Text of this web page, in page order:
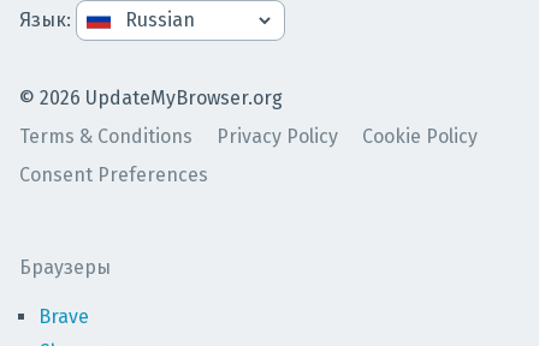
© 2026 UpdateMyBrowser.org
Terms & Conditions
Privacy Policy
Cookie Policy
Consent Preferences
Язык:
Браузеры
Brave